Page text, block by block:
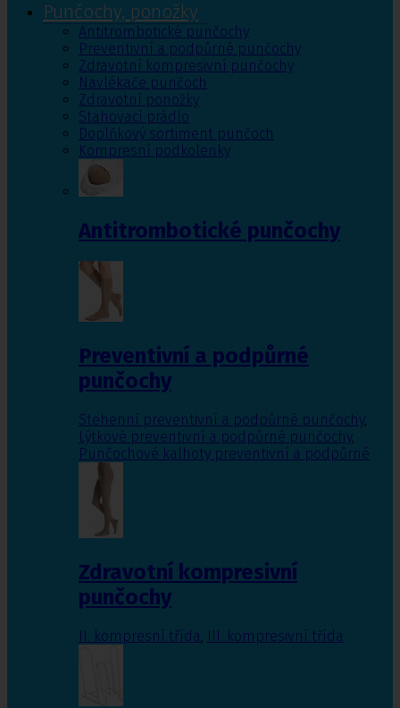
Punčochy, ponožky
Antitrombotické punčochy
Preventivní a podpůrné punčochy
Zdravotní kompresivní punčochy
Navlékače punčoch
Zdravotní ponožky
Stahovací prádlo
Doplňkový sortiment punčoch
Kompresní podkolenky
Antitrombotické punčochy
Preventivní a podpůrné
punčochy
Stehenní preventivní a podpůrné punčochy,
Lýtkové preventivní a podpůrné punčochy,
Punčochové kalhoty preventivní a podpůrné
Zdravotní kompresivní
punčochy
II. kompresní třída III. kompresivní třída